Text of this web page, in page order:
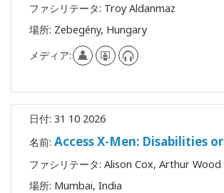
ファシリテータ: Troy Aldanmaz
場所: Zebegény, Hungary
メディア:
日付: 31 10 2026
名前: Access X-Men: Disabilities
ファシリテータ: Alison Cox, Arthur Wood
場所: Mumbai, India